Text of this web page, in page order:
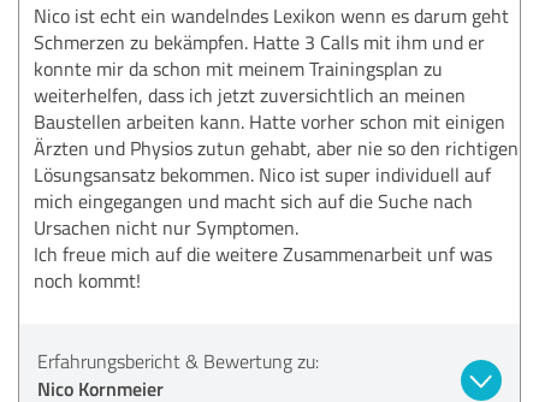
Nico ist echt ein wandelndes Lexikon wenn es darum geht
Schmerzen zu bekämpfen. Hatte 3 Calls mit ihm und er
konnte mir da schon mit meinem Trainingsplan zu
weiterhelfen, dass ich jetzt zuversichtlich an meinen
Baustellen arbeiten kann. Hatte vorher schon mit einigen
Ärzten und Physios zutun gehabt, aber nie so den richtigen
Lösungsansatz bekommen. Nico ist super individuell auf
mich eingegangen und macht sich auf die Suche nach
Ursachen nicht nur Symptomen.
Ich freue mich auf die weitere Zusammenarbeit unf was
noch kommt!
Erfahrungsbericht & Bewertung zu:
Nico Kornmeier